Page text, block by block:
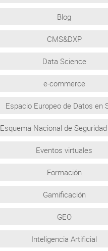
Blog
CMS&DXP
Data Science
e-commerce
Espacio Europeo de Datos en
Esquema Nacional de
Eventos virtuales
Formación
Gamificación
GEO
Inteligencia Artificial